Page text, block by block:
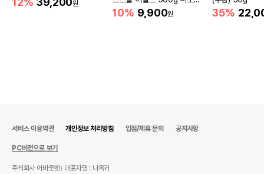
원
리
10% 9,900원 35%
서비스 이용약관 개인정보 처리방침 입점/제휴 문의 공지사항
PC버전으로 보기
주식회사 어바웃펫
대표자명 : 나옥귀